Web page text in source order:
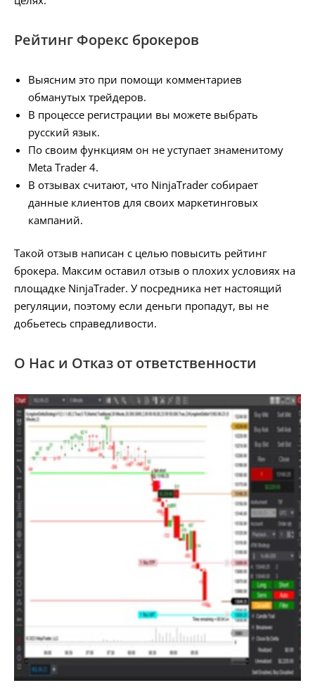
Рейтинг Форекс брокеров
Выясним это при помощи комментариев
обманутых трейдеров.
В процессе регистрации вы можете выбрать
русский язык.
По своим функциям он не уступает знаменитому
Meta Trader 4.
В отзывах считают, что NinjaTrader собирает
данные клиентов для своих маркетинговых
кампаний.
Такой отзыв написан с целью повысить рейтинг
брокера. Максим оставил отзыв о плохих условиях на
площадке NinjaTrader. У посредника нет настоящий
регуляции, поэтому если деньги пропадут, вы не
добьетесь справедливости.
О Нас и Отказ от ответственности